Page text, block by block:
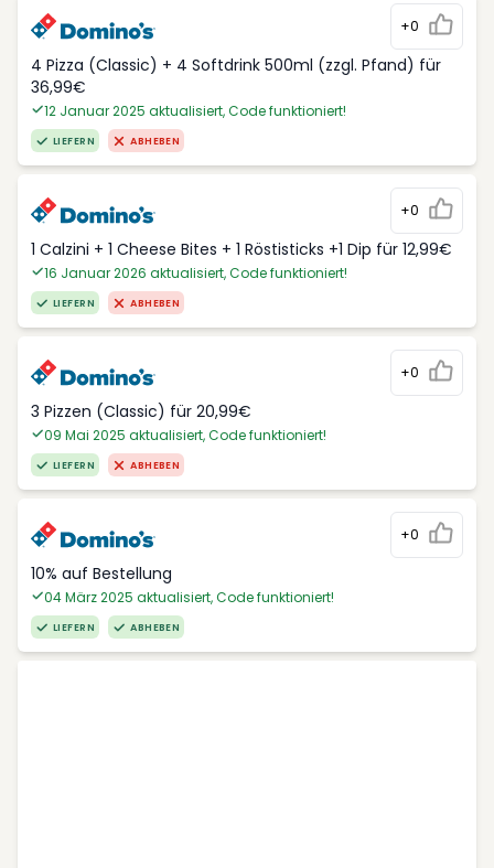
+0
4 Pizza (Classic) + 4 Softdrink 500ml (zzgl. Pfand) für
36,99€
12 Januar 2025 aktualisiert, Code funktioniert!
LIEFERN ABHEBEN
+0
1 Calzini + 1 Cheese Bites + 1 Röstisticks +1 Dip für 12,99€
16 Januar 2026 aktualisiert, Code funktioniert!
LIEFERN ABHEBEN
+0
3 Pizzen (Classic) für 20,99€
09 Mai 2025 aktualisiert, Code funktioniert!
LIEFERN ABHEBEN
+0
10% auf Bestellung
04 März 2025 aktualisiert, Code funktioniert!
LIEFERN ABHEBEN